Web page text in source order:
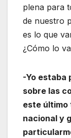
plena para
de nuestro
es lo que
¿Cómo lo
-Yo estaba
sobre las
este último
nacional y